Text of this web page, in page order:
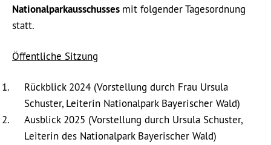
Nationalparkausschusses mit folgender Tagesordnung
statt.
Öffentliche Sitzung
Rückblick 2024 (Vorstellung durch Frau Ursula
Schuster, Leiterin Nationalpark Bayerischer Wald)
Ausblick 2025 (Vorstellung durch Ursula Schuster,
Leiterin des Nationalpark Bayerischer Wald)